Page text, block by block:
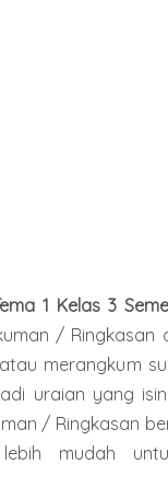
1 Kelas 3
/ Ringkasan
merangkum
uraian yang
/ Ringkasan
lebih mudah